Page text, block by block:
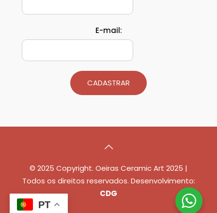
E-mail:
CADASTRAR
© 2025 Copyright. Oeiras Ceramic Art 2025 |
Todos os direitos reservados. Desenvolvimento:
CDG
PT